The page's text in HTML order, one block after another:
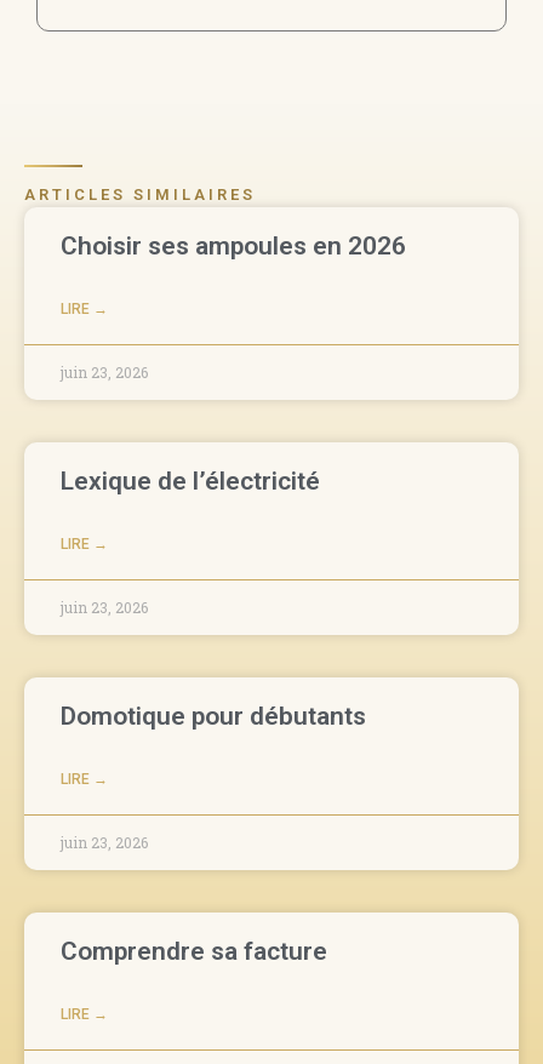
ARTICLES SIMILAIRES
Choisir ses ampoules en 2026
LIRE →
juin 23, 2026
Lexique de l’électricité
LIRE →
juin 23, 2026
Domotique pour débutants
LIRE →
juin 23, 2026
Comprendre sa facture
LIRE →